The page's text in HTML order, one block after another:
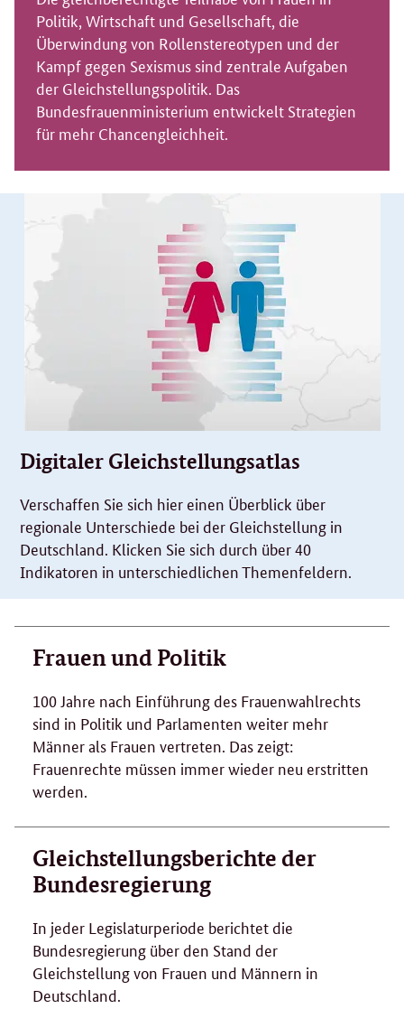
Politik, Wirtschaft und Gesellschaft, die
Überwindung von Rollenstereotypen und der
Kampf gegen Sexismus sind zentrale Aufgaben
der Gleichstellungspolitik. Das
Bundesfrauenministerium entwickelt Strategien
für mehr Chancengleichheit.
Digitaler Gleichstellungsatlas
Verschaffen Sie sich hier einen Überblick über
regionale Unterschiede bei der Gleichstellung in
Deutschland. Klicken Sie sich durch über 40
Indikatoren in unterschiedlichen Themenfeldern.
Frauen und Politik
100 Jahre nach Einführung des Frauenwahlrechts
sind in Politik und Parlamenten weiter mehr
Männer als Frauen vertreten. Das zeigt:
Frauenrechte müssen immer wieder neu erstritten
werden.
Gleichstellungsberichte der
Bundesregierung
In jeder Legislaturperiode berichtet die
Bundesregierung über den Stand der
Gleichstellung von Frauen und Männern in
Deutschland.